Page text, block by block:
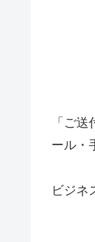
「ご
ール・
ビジネ